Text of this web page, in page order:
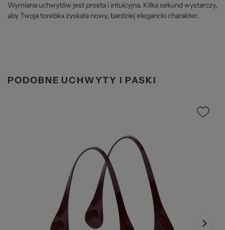
Wymiana uchwytów jest prosta i intuicyjna. Kilka sekund wystarczy,
aby Twoja torebka zyskała nowy, bardziej elegancki charakter.
PODOBNE UCHWYTY I PASKI